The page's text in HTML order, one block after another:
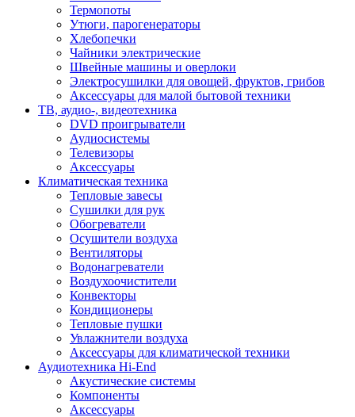
Термопоты
Утюги, парогенераторы
Хлебопечки
Чайники электрические
Швейные машины и оверлоки
Электросушилки для овощей, фруктов, грибов
Аксессуары для малой бытовой техники
ТВ, аудио-, видеотехника
DVD проигрыватели
Аудиосистемы
Телевизоры
Аксессуары
Климатическая техника
Тепловые завесы
Сушилки для рук
Обогреватели
Осушители воздуха
Вентиляторы
Водонагреватели
Воздухоочистители
Конвекторы
Кондиционеры
Тепловые пушки
Увлажнители воздуха
Аксессуары для климатической техники
Аудиотехника Hi-End
Акустические системы
Компоненты
Аксессуары